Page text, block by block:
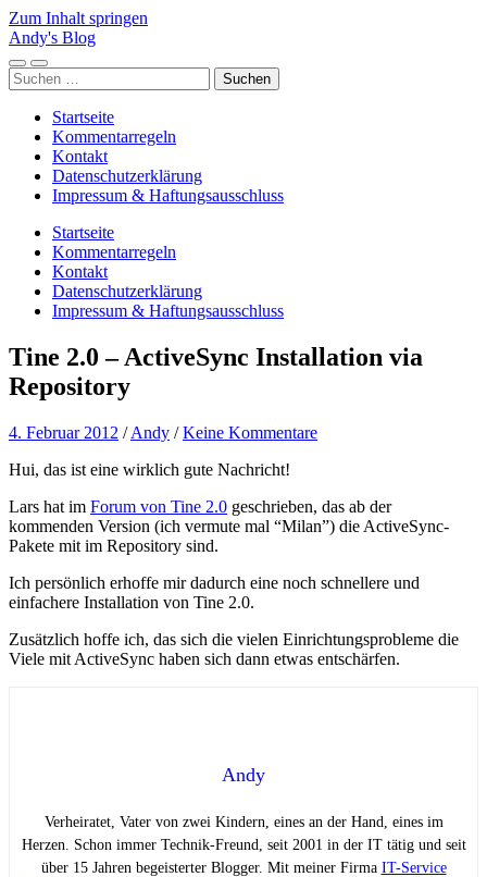
Zum Inhalt springen
Andy's Blog
Mobile-
Menü
Suchfeld
ein-/ausblenden
Suchen
nach:
Startseite
Kommentarregeln
Kontakt
Datenschutzerklärung
Impressum & Haftungsausschluss
Startseite
Kommentarregeln
Kontakt
Datenschutzerklärung
Impressum & Haftungsausschluss
Tine 2.0 – ActiveSync Installation via
Repository
4. Februar 2012 /Andy /Keine Kommentare
Hui, das ist eine wirklich gute Nachricht!
Lars hat im Forum von Tine 2.0 geschrieben, das ab der
kommenden Version (ich vermute mal “Milan”) die ActiveSync-
Pakete mit im Repository sind.
Ich persönlich erhoffe mir dadurch eine noch schnellere und
einfachere Installation von Tine 2.0.
Zusätzlich hoffe ich, das sich die vielen Einrichtungsprobleme die
Viele mit ActiveSync haben sich dann etwas entschärfen.
Andy
Verheiratet, Vater von zwei Kindern, eines an der Hand, eines im
Herzen. Schon immer Technik-Freund, seit 2001 in der IT tätig und seit
über 15 Jahren begeisterter Blogger. Mit meiner Firma IT-Service